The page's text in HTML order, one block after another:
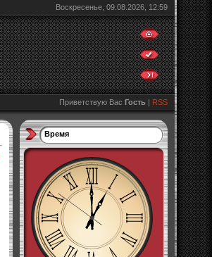
Воскресенье, 09.08.2026, 12:59
Приветствую Вас Гость | RSS
Время